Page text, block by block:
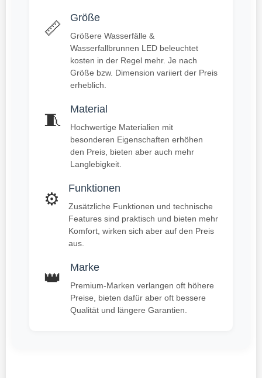
📏
Größe
Größere Wasserfälle &
Wasserfallbrunnen LED beleuchtet
kosten in der Regel mehr. Je nach
Größe bzw. Dimension variiert der Preis
erheblich.
🧵
Material
Hochwertige Materialien mit
besonderen Eigenschaften erhöhen
den Preis, bieten aber auch mehr
Langlebigkeit.
⚙️
Funktionen
Zusätzliche Funktionen und technische
Features sind praktisch und bieten mehr
Komfort, wirken sich aber auf den Preis
aus.
👑
Marke
Premium-Marken verlangen oft höhere
Preise, bieten dafür aber oft bessere
Qualität und längere Garantien.